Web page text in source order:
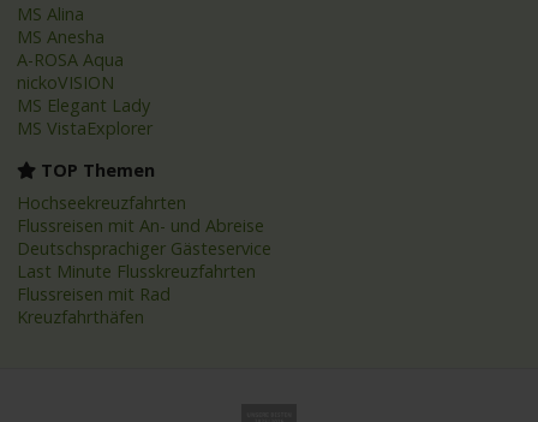
MS Alina
MS Anesha
A-ROSA Aqua
nickoVISION
MS Elegant Lady
MS VistaExplorer
TOP Themen
Hochseekreuzfahrten
Flussreisen mit An- und Abreise
Deutschsprachiger Gästeservice
Last Minute Flusskreuzfahrten
Flussreisen mit Rad
Kreuzfahrthäfen